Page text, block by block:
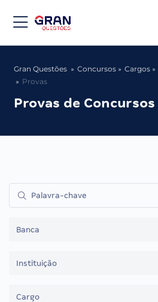
Gran Questões Concursos Cargos
Provas
Provas de Concursos
Banca
Instituição
Cargo